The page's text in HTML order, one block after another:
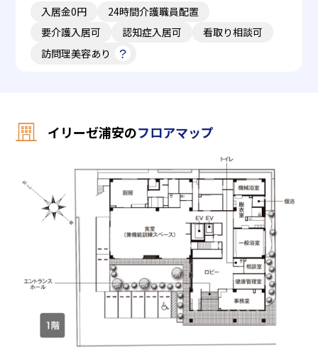
入居金0円
24時間介護職員配置
要介護入居可
認知症入居可
看取り相談可
訪問理美容あり
イリーゼ浦安のフロアマップ